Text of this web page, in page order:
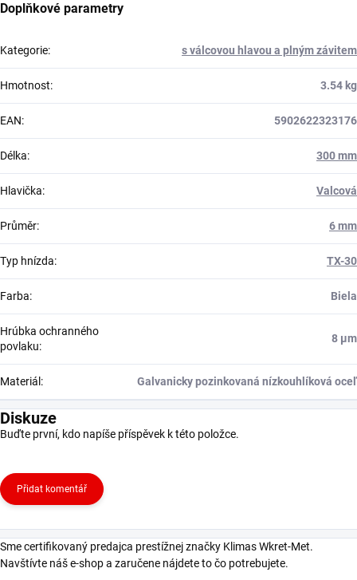
Doplňkové parametry
Kategorie: s válcovou hlavou a plným závitem
Hmotnost: 3.54 kg
EAN: 5902622323176
Délka: 300 mm
Hlavička: Valcová
Průměr: 6 mm
Typ hnízda: TX-30
Farba: Biela
Hrúbka ochranného
povlaku:
8 μm
Materiál : Galvanicky pozinkovaná nízkouhlíková oceľ
Diskuze
Buďte první, kdo napíše příspěvek k této položce.
Přidat komentář
Sme certifikovaný predajca prestížnej značky Klimas Wkret-Met.
Navštívte náš e-shop a zaručene nájdete to čo potrebujete.